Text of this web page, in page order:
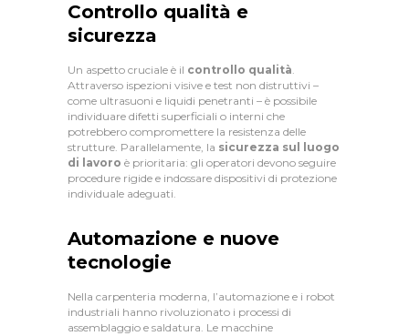
Controllo qualità e
sicurezza
Un aspetto cruciale è il controllo qualità.
Attraverso ispezioni visive e test non distruttivi –
come ultrasuoni e liquidi penetranti – è possibile
individuare difetti superficiali o interni che
potrebbero compromettere la resistenza delle
strutture. Parallelamente, la sicurezza sul luogo
di lavoro è prioritaria: gli operatori devono seguire
procedure rigide e indossare dispositivi di protezione
individuale adeguati.
Automazione e nuove
tecnologie
Nella carpenteria moderna, l’automazione e i robot
industriali hanno rivoluzionato i processi di
assemblaggio e saldatura. Le macchine